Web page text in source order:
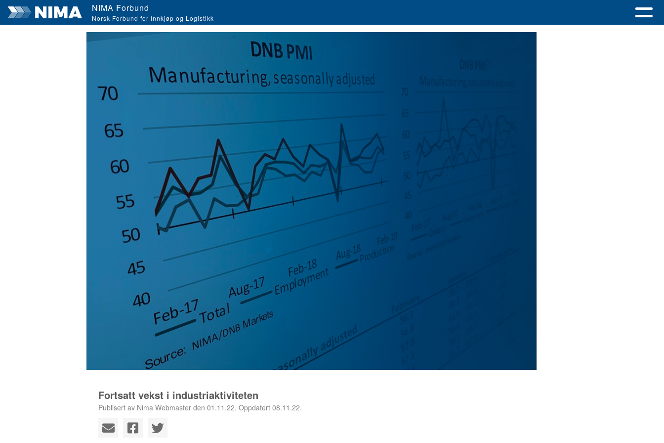
NIMA Forbund
Norsk Forbund for Innkjøp og Logistikk
Fortsatt vekst i industriaktiviteten
Publisert av Nima Webmaster den 01.11.22. Oppdatert 08.11.22.